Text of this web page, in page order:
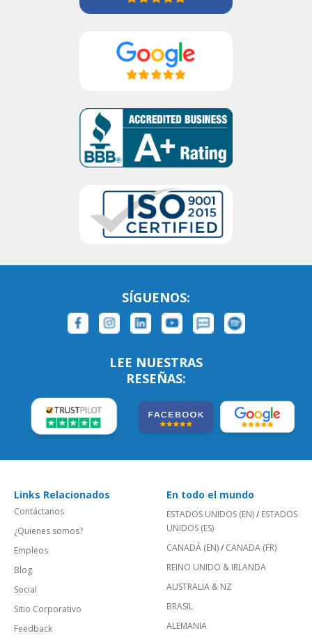
SÍGUENOS:
LEE NUESTRAS
RESEÑAS:
Links Relacionados
Contáctanos
¿Quienes somos?
Empleos
Blog
Social
Sitio Corporativo
Feedback
En todo el mundo
ESTADOS UNIDOS (EN)/ ESTADOS
UNIDOS (ES)
CANADÁ (EN)/ CANADA (FR)
REINO UNIDO & IRLANDA
AUSTRALIA & NZ
BRASIL
ALEMANIA